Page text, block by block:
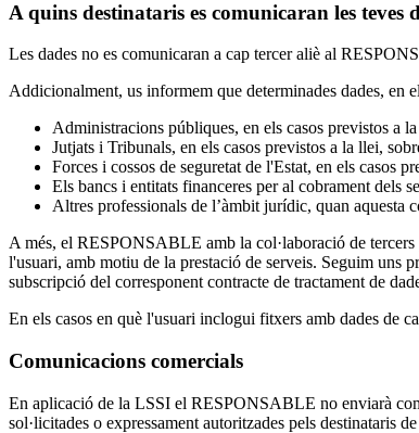
A quins destinataris es comunicaran les teves
Les dades no es comunicaran a cap tercer aliè al
Addicionalment, us informem que determinades dades, en
Administracions públiques, en els casos previstos a
Jutjats i Tribunals, en els casos previstos a la llei,
Forces i cossos de seguretat de l'Estat, en els casos
Els bancs i entitats financeres per al cobrament dels
Altres professionals de l’àmbit jurídic, quan aquesta
A més, el RESPONSABLE amb la col·laboració de
l'usuari, amb motiu de la prestació de serveis. Seguim uns
subscripció del corresponent contracte de tractament de
En els casos en què l'usuari inclogui fitxers amb dades de
Comunicacions comercials
En aplicació de la LSSI el RESPONSABLE no enviarà
sol·licitades o expressament autoritzades pels destinataris